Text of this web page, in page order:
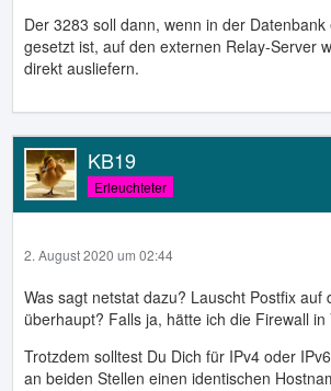
Der 3283 soll dann, wenn in der Datenbank
gesetzt ist, auf den externen Relay-Server
direkt ausliefern.
KB19
Erleuchteter
2. August 2020 um 02:44
Was sagt netstat dazu? Lauscht Postfix auf
überhaupt? Falls ja, hätte ich die Firewall in
Trotzdem solltest Du Dich für IPv4 oder
an beiden Stellen einen identischen